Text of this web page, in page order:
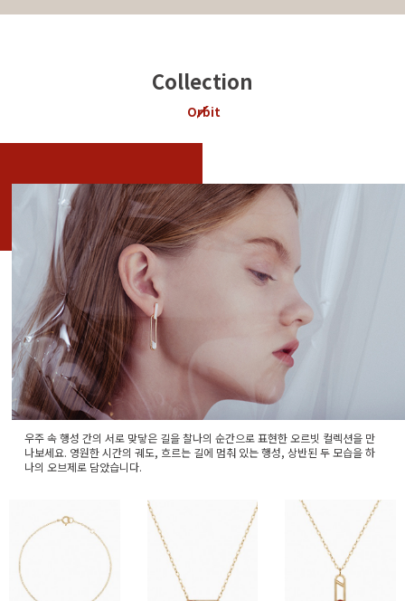
Collection
Orbit
우주 속 행성 간의 서로 맞닿은 길을 찰나의 순간으로 표현한 오르빗 컬렉션을 만
나보세요. 영원한 시간의 궤도, 흐르는 길에 멈춰 있는 행성, 상반된 두 모습을 하
나의 오브제로 담았습니다.